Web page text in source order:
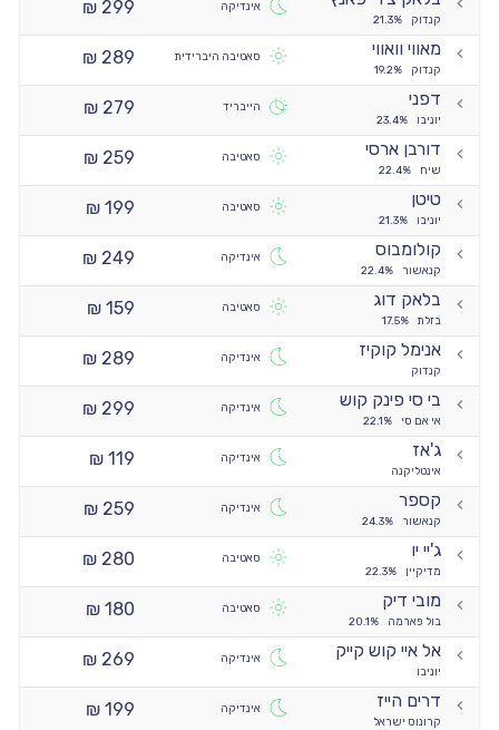
קנדוק 21.3%
אינדיקה
299 ₪
מאווי וואווי
קנדוק 19.2%
סאטיבה היברידית
289 ₪
דפני
יוניבו 23.4%
הייבריד
279 ₪
דורבן ארסי
שיח 22.4%
סאטיבה
259 ₪
טיטן
יוניבו 21.3%
סאטיבה
199 ₪
קולומבוס
קנאשור 22.4%
אינדיקה
249 ₪
בלאק דוג
בזלת 17.5%
סאטיבה
159 ₪
אנימל קוקיז
קנדוק
אינדיקה
289 ₪
בי סי פינק קוש
אי אם סי 22.1%
אינדיקה
299 ₪
ג'אז
אינטליקנה
אינדיקה
119 ₪
קספר
קנאשור 24.3%
אינדיקה
259 ₪
ג'יי יו
מדיקיין 22.3%
סאטיבה
280 ₪
מובי דיק
בול פארמה 20.1%
סאטיבה
180 ₪
אל איי קוש קייק
יוניבו
אינדיקה
269 ₪
דרים הייז
קרונוס ישראל
אינדיקה
199 ₪